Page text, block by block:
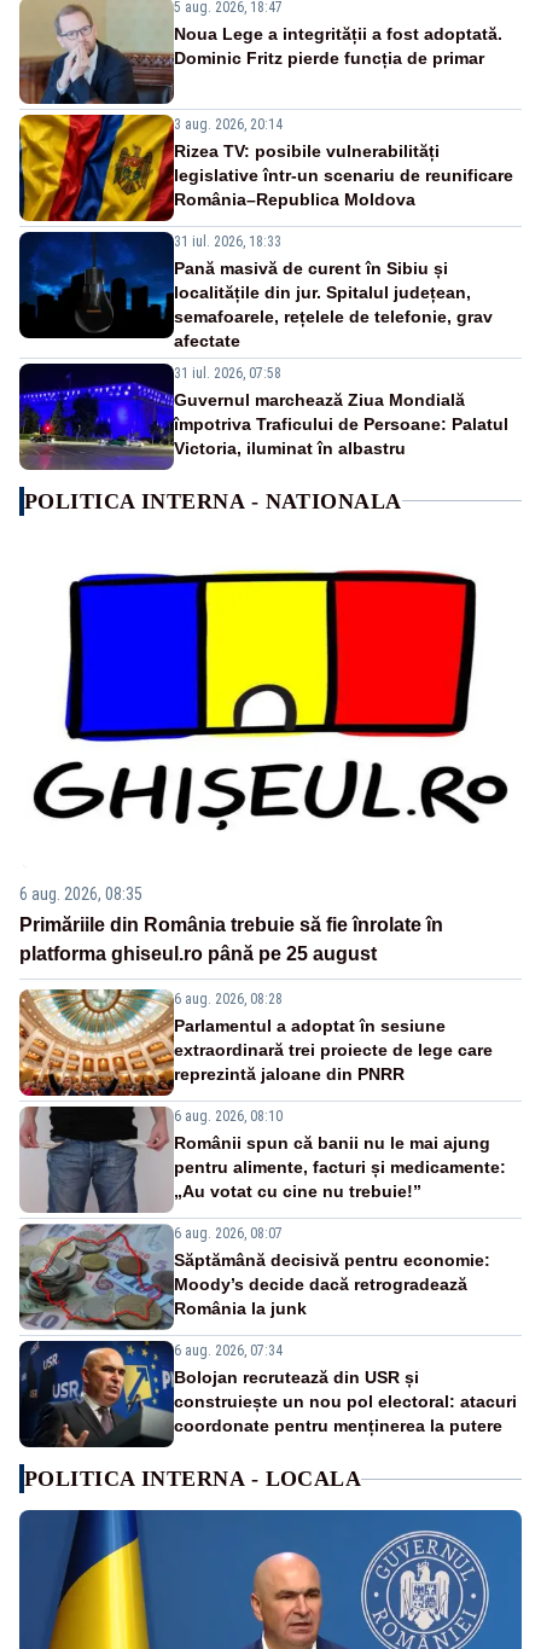
5 aug. 2026, 18:47
Noua Lege a integrității a fost adoptată.
Dominic Fritz pierde funcția de primar
3 aug. 2026, 20:14
Rizea TV: posibile vulnerabilități
legislative într-un scenariu de reunificare
România–Republica Moldova
31 iul. 2026, 18:33
Pană masivă de curent în Sibiu și
localitățile din jur. Spitalul județean,
semafoarele, rețelele de telefonie, grav
afectate
31 iul. 2026, 07:58
Guvernul marchează Ziua Mondială
împotriva Traficului de Persoane: Palatul
Victoria, iluminat în albastru
POLITICA INTERNA - NATIONALA
6 aug. 2026, 08:35
Primăriile din România trebuie să fie înrolate în
platforma ghiseul.ro până pe 25 august
6 aug. 2026, 08:28
Parlamentul a adoptat în sesiune
extraordinară trei proiecte de lege care
reprezintă jaloane din PNRR
6 aug. 2026, 08:10
Românii spun că banii nu le mai ajung
pentru alimente, facturi și medicamente:
„Au votat cu cine nu trebuie!”
6 aug. 2026, 08:07
Săptămână decisivă pentru economie:
Moody’s decide dacă retrogradează
România la junk
6 aug. 2026, 07:34
Bolojan recrutează din USR și
construiește un nou pol electoral: atacuri
coordonate pentru menținerea la putere
POLITICA INTERNA - LOCALA